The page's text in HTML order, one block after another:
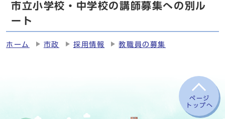
市立小学校・中学校の講師募集への別ル
ート
ホーム 市政 採用情報 教職員の募集
ページ
トップへ